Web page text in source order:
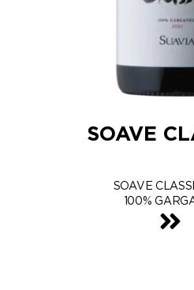
SOAVE
SOAVE
100%